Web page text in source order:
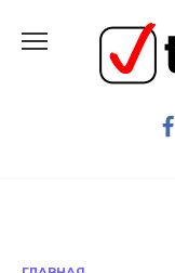
содержанию